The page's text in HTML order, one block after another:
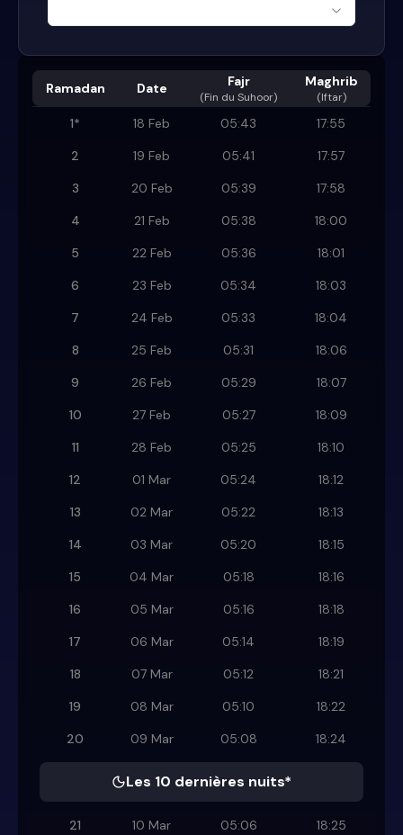
Ramadan Date Fajr
(Fin du Suhoor)
Maghrib
(Iftar)
1* 18 Feb 05:43
17:55
2
19 Feb 05:41
17:57
3
20 Feb 05:39
17:58
4
21 Feb 05:38
18:00
5
22 Feb 05:36
18:01
6
23 Feb 05:34
18:03
7
24 Feb 05:33
18:04
8
25 Feb 05:31
18:06
9
26 Feb 05:29
18:07
10
27 Feb 05:27
18:09
11
28 Feb 05:25
18:10
12
01 Mar 05:24
18:12
13
02 Mar 05:22
18:13
14
03 Mar 05:20
18:15
15
04 Mar 05:18
18:16
16
05 Mar 05:16
18:18
17
06 Mar 05:14
18:19
18
07 Mar 05:12
18:21
19
08 Mar 05:10
18:22
20
09 Mar 05:08 18:24
Les 10 dernières nuits*
21 10 Mar 05:06
18:25